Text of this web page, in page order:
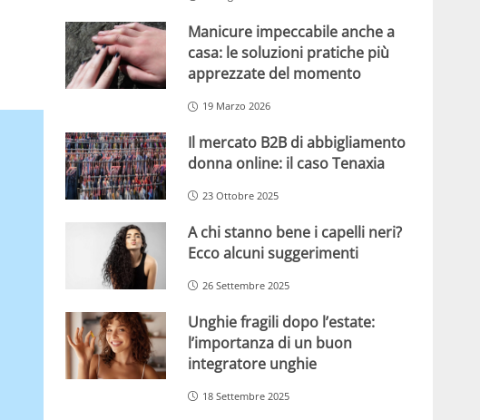
Manicure impeccabile anche a
casa: le soluzioni pratiche più
apprezzate del momento
19 Marzo 2026
Il mercato B2B di abbigliamento
donna online: il caso Tenaxia
23 Ottobre 2025
A chi stanno bene i capelli neri?
Ecco alcuni suggerimenti
26 Settembre 2025
Unghie fragili dopo l’estate:
l’importanza di un buon
integratore unghie
18 Settembre 2025